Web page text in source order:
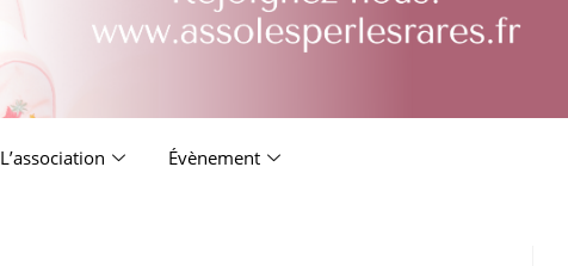
L’association Évènement